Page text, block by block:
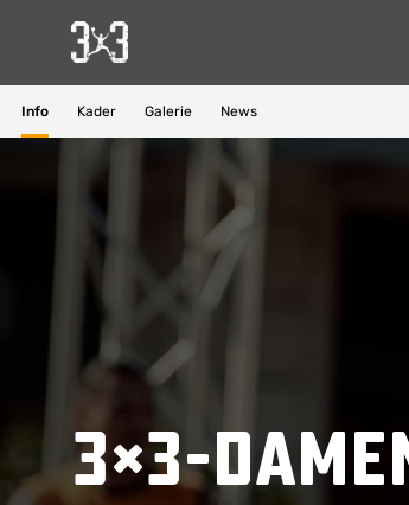
Info Kader Galerie News
Suchvorschläge
Lorem Ipsum
3×3-